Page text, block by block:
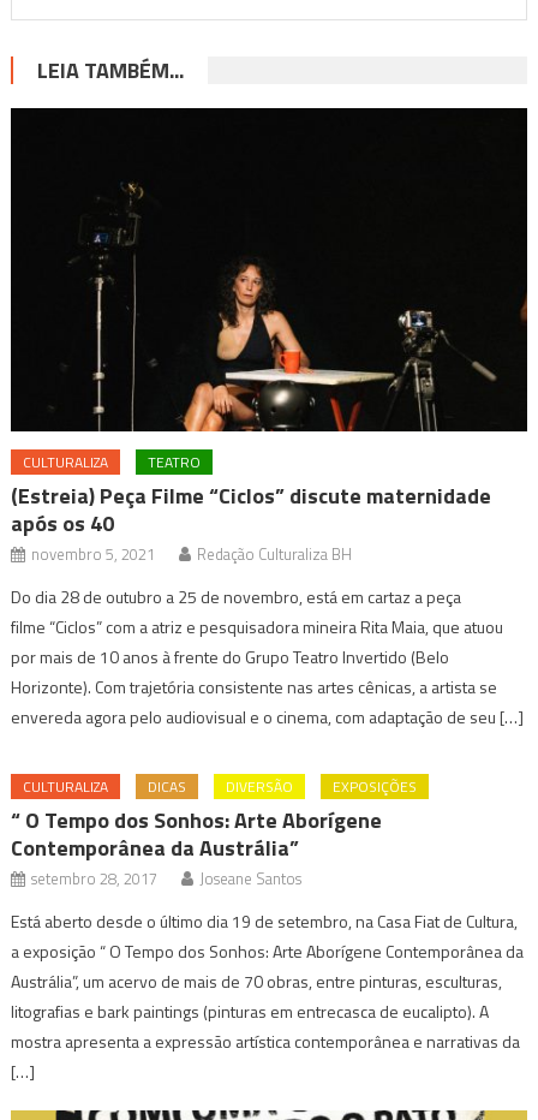
LEIA TAMBÉM...
CULTURALIZA TEATRO
(Estreia) Peça Filme “Ciclos” discute maternidade
após os 40
novembro 5, 2021 Redação Culturaliza BH
Do dia 28 de outubro a 25 de novembro, está em cartaz a peça
filme “Ciclos” com a atriz e pesquisadora mineira Rita Maia, que atuou
por mais de 10 anos à frente do Grupo Teatro Invertido (Belo
Horizonte). Com trajetória consistente nas artes cênicas, a artista se
envereda agora pelo audiovisual e o cinema, com adaptação de seu […]
CULTURALIZA DICAS DIVERSÃO EXPOSIÇÕES
“ O Tempo dos Sonhos: Arte Aborígene
Contemporânea da Austrália”
setembro 28, 2017 Joseane Santos
Está aberto desde o último dia 19 de setembro, na Casa Fiat de Cultura,
a exposição “ O Tempo dos Sonhos: Arte Aborígene Contemporânea da
Austrália”, um acervo de mais de 70 obras, entre pinturas, esculturas,
litografias e bark paintings (pinturas em entrecasca de eucalipto). A
mostra apresenta a expressão artística contemporânea e narrativas da
[…]